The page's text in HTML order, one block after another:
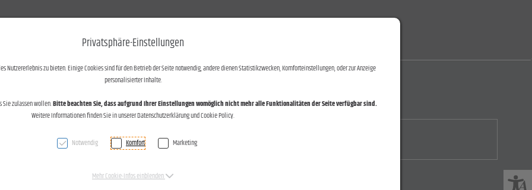
Kontakt
Verleihung des 9. Hypo-Kunstpreises in Bregenz am 27.03.2014.
Privatsphäre-Einstellungen
Nutzererlebnis zu bieten. Einige Cookies sind für den Betrieb der Seite notwendig, andere dienen Statistikzwecken, Komforteinstellungen, oder zur Anzeige
personalisierter Inhalte.
Sie zulassen wollen.Bitte beachten Sie, dass aufgrund Ihrer Einstellungen womöglich nicht mehr alle Funktionalitäten der Seite verfügbar sind.
Weitere Informationen finden Sie in unserer Datenschutzerklärung und Cookie Policy.
Notwendig Komfort Marketing
Mehr Cookie-Infos einblenden